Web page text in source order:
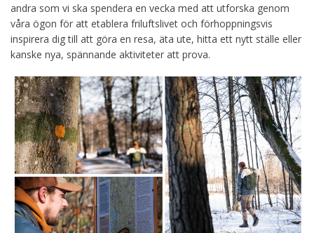
andra som vi ska spendera en vecka med att utforska genom
våra ögon för att etablera friluftslivet och förhoppningsvis
inspirera dig till att göra en resa, äta ute, hitta ett nytt ställe eller
kanske nya, spännande aktiviteter att prova.